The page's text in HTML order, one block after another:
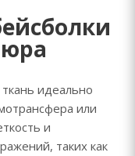
идеально
или
и
таких как